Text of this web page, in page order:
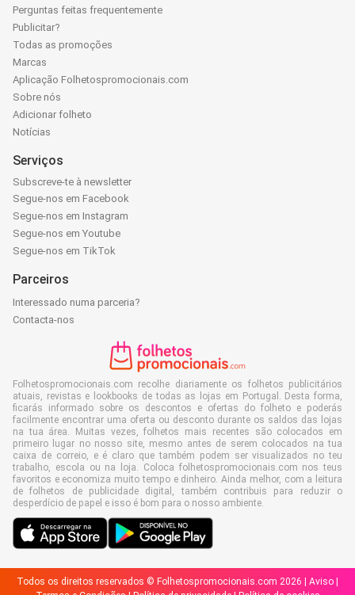
Perguntas feitas frequentemente
Publicitar?
Todas as promoções
Marcas
Aplicação Folhetospromocionais.com
Sobre nós
Adicionar folheto
Notícias
Serviços
Subscreve-te à newsletter
Segue-nos em Facebook
Segue-nos em Instagram
Segue-nos em Youtube
Segue-nos em TikTok
Parceiros
Interessado numa parceria?
Contacta-nos
Folhetospromocionais.com recolhe diariamente os folhetos publicitários
atuais, revistas e lookbooks de todas as lojas em Portugal. Desta forma,
ficarás informado sobre os descontos e ofertas do folheto e poderás
facilmente encontrar uma oferta ou desconto durante os saldos das lojas
na tua área. Muitas vezes, folhetos mais recentes são colocados em
primeiro lugar no nosso site, mesmo antes de serem colocados na tua
caixa de correio, e é claro que também podem ser visualizados no teu
trabalho, escola ou na loja. Coloca folhetospromocionais.com nos teus
favoritos e economiza muito tempo e dinheiro. Ainda melhor, com a leitura
de folhetos de publicidade digital, também contribuis para reduzir o
desperdício de papel e isso é bom para o nosso ambiente.
Todos os direitos reservados © Folhetospromocionais.com 2026 | Aviso